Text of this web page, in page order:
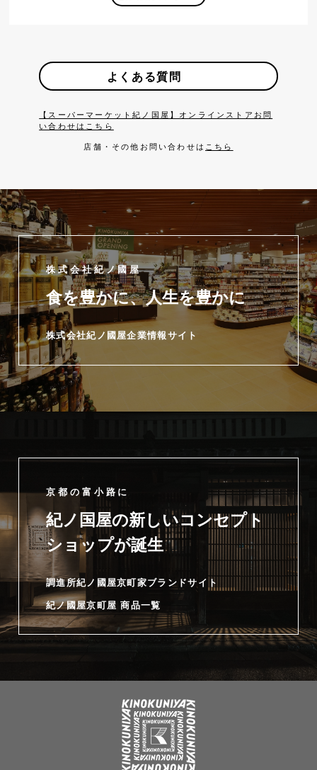
よくある質問
【スーパーマーケット紀ノ国屋】オンラインストアお問
い合わせはこちら
店舗・その他お問い合わせは こちら
株式会社紀ノ國屋
食を豊かに、人生を豊かに
株式会社紀ノ國屋企業情報サイト
京都の富小路に
紀ノ国屋の新しいコンセプト
ショップが誕生
調進所紀ノ國屋京町家ブランドサイト
紀ノ國屋京町屋 商品一覧